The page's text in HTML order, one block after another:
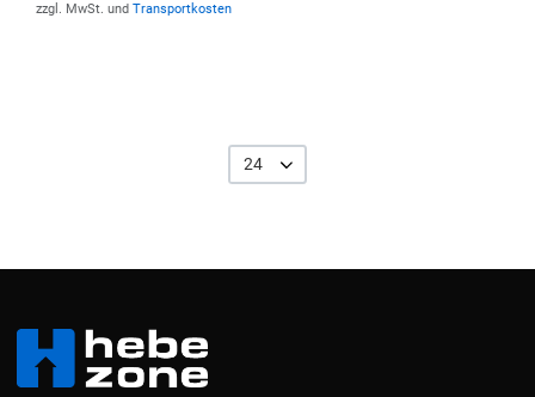
zzgl. MwSt. und Transportkosten
24